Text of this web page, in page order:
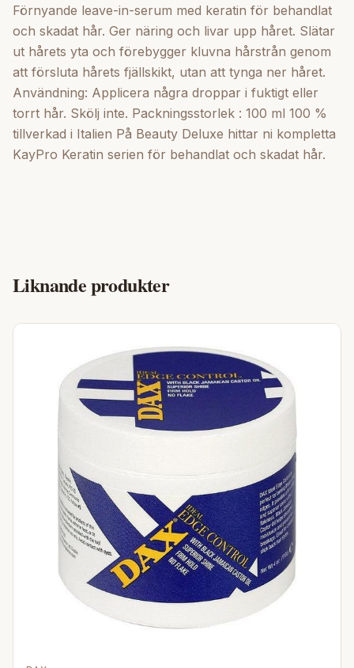
Förnyande leave-in-serum med keratin för behandlat
och skadat hår. Ger näring och livar upp håret. Slätar
ut hårets yta och förebygger kluvna hårstrån genom
att försluta hårets fjällskikt, utan att tynga ner håret.
Användning: Applicera några droppar i fuktigt eller
torrt hår. Skölj inte. Packningsstorlek : 100 ml 100 %
tillverkad i Italien På Beauty Deluxe hittar ni kompletta
KayPro Keratin serien för behandlat och skadat hår.
Liknande produkter